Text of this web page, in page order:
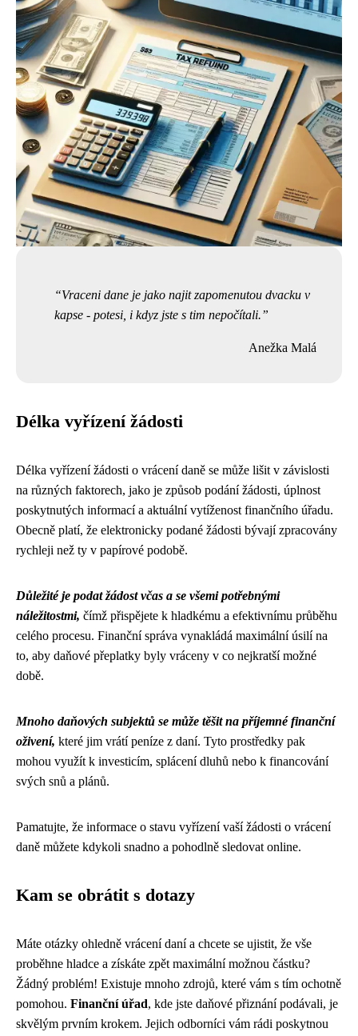
Vraceni dane je jako najit zapomenutou dvacku v
kapse - potesi, i kdyz jste s tim nepočítali.
Anežka Malá
Délka vyřízení žádosti
Délka vyřízení žádosti o vrácení daně se může lišit v závislosti
na různých faktorech, jako je způsob podání žádosti, úplnost
poskytnutých informací a aktuální vytíženost finančního úřadu.
Obecně platí, že elektronicky podané žádosti bývají zpracovány
rychleji než ty v papírové podobě.
Důležité je podat žádost včas a se všemi potřebnými
náležitostmi, čímž přispějete k hladkému a efektivnímu průběhu
celého procesu. Finanční správa vynakládá maximální úsilí na
to, aby daňové přeplatky byly vráceny v co nejkratší možné
době.
Mnoho daňových subjektů se může těšit na příjemné finanční
oživení, které jim vrátí peníze z daní. Tyto prostředky pak
mohou využít k investicím, splácení dluhů nebo k financování
svých snů a plánů.
Pamatujte, že informace o stavu vyřízení vaší žádosti o vrácení
daně můžete kdykoli snadno a pohodlně sledovat online.
Kam se obrátit s dotazy
Máte otázky ohledně vrácení daní a chcete se ujistit, že vše
proběhne hladce a získáte zpět maximální možnou částku?
Žádný problém! Existuje mnoho zdrojů, které vám s tím ochotně
pomohou. Finanční úřad, kde jste daňové přiznání podávali, je
skvělým prvním krokem. Jejich odborníci vám rádi poskytnou